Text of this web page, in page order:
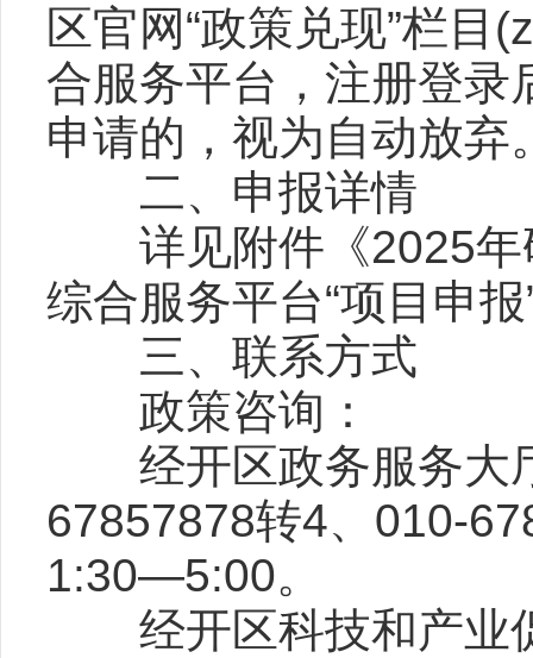
区官网“政策兑现”栏
合服务平台，注册登录
申请的，视为自动放弃
二、申报详情
详见附件《2025年
综合服务平台“项目申
三、联系方式
政策咨询：
经开区政务服务大厅
67857878转4、010-
1:30—5:00。
经开区科技和产业